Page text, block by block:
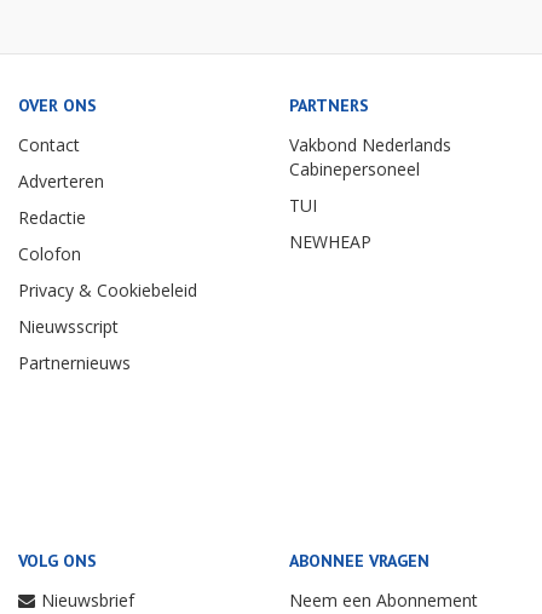
OVER ONS
Contact
Adverteren
Redactie
Colofon
Privacy & Cookiebeleid
Nieuwsscript
Partnernieuws
PARTNERS
Vakbond Nederlands
Cabinepersoneel
TUI
NEWHEAP
VOLG ONS
Nieuwsbrief
ABONNEE VRAGEN
Neem een Abonnement